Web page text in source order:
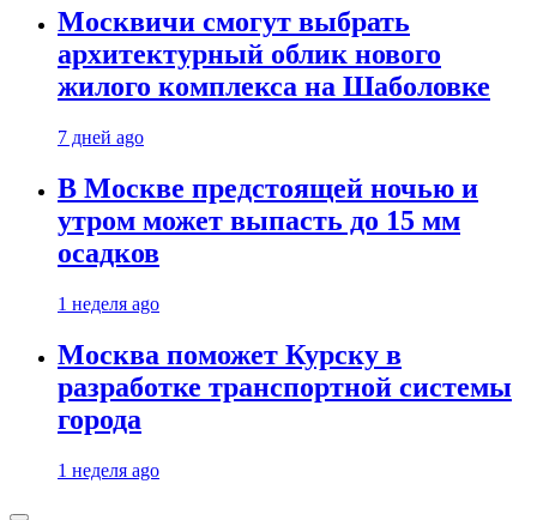
Москвичи смогут выбрать
архитектурный облик нового
жилого комплекса на Шаболовке
7 дней ago
В Москве предстоящей ночью и
утром может выпасть до 15 мм
осадков
1 неделя ago
Москва поможет Курску в
разработке транспортной системы
города
1 неделя ago